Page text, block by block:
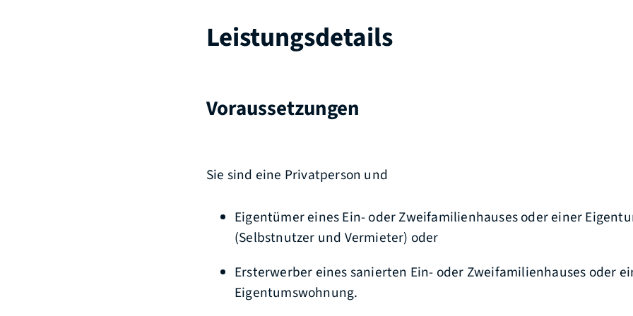
Leistungsdetails
Voraussetzungen
Sie sind eine Privatperson und
Eigentümer eines Ein- oder Zweifamilienhauses oder einer
(Selbstnutzer und Vermieter) oder
Ersterwerber eines sanierten Ein- oder Zweifamilienhauses oder
Eigentumswohnung.